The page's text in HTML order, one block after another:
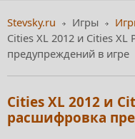
Stevsky.ru Игры
Cities XL 2012 и Cities
предупреждений в игре
Cities XL 2012 и
расшифровка